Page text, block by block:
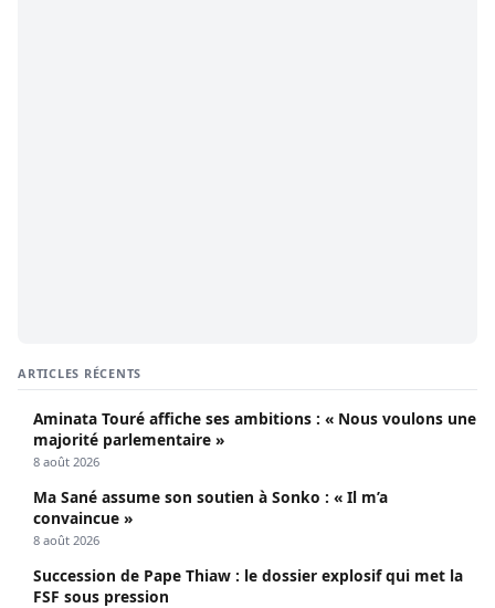
ARTICLES RÉCENTS
Aminata Touré affiche ses ambitions : « Nous voulons une
majorité parlementaire »
8 août 2026
Ma Sané assume son soutien à Sonko : « Il m’a
convaincue »
8 août 2026
Succession de Pape Thiaw : le dossier explosif qui met la
FSF sous pression